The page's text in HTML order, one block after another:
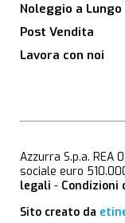
Noleggio a
Post Vendita
Lavora con noi
Azzurra S.p.a. REA
sociale euro
legali - Condizioni
Sito creato da